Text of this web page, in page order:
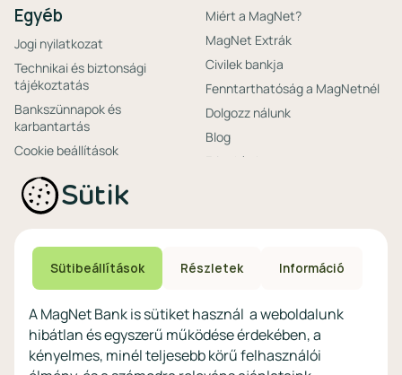
Egyéb
Jogi nyilatkozat
Technikai és biztonsági
tájékoztatás
Bankszünnapok és
karbantartás
Cookie beállítások
Miért a MagNet?
MagNet Extrák
Civilek bankja
Fenntarthatóság a MagNetnél
Dolgozz nálunk
Blog
Friss hírek
Ajánlataink non-
profitoknak
számlacsomagok
Megtakarítások non-
profitoknak
Digitális szolgáltatások non-
profitoknak
eszközökön
Vértezze fel magát a
kibercsalásokkal
Sütik
Sütibeállítások Részletek Információ
A MagNet Bank is sütiket használ a weboldalunk
hibátlan és egyszerű működése érdekében, a
kényelmes, minél teljesebb körű felhasználói